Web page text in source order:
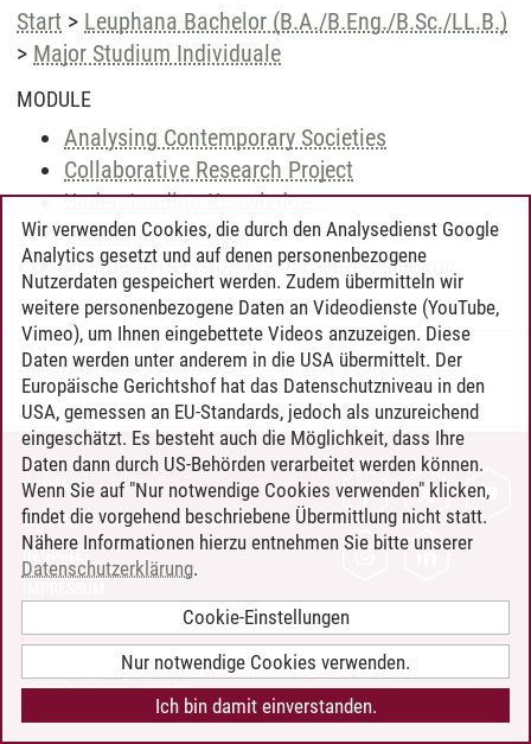
Start > Leuphana Bachelor (B.A./B.Eng./B.Sc./LL.B.)
> Major Studium Individuale
MODULE
Analysing Contemporary Societies
Collaborative Research Project
Understanding Knowledge
Culture and Critique
Planning, Decision-Making and Reflection
Timo Leder/30.06.2024
KONTAKT
LEUPHANA ALS ARBEITGEBER
INTRANET
BARRIEREFREIHEIT
COOKIE-EINSTELLUNGEN
Wir verwenden Cookies, die durch den Analysedienst Google
Analytics gesetzt und auf denen personenbezogene
Nutzerdaten gespeichert werden. Zudem übermitteln wir
weitere personenbezogene Daten an Videodienste (YouTube,
Vimeo), um Ihnen eingebettete Videos anzuzeigen. Diese
Daten werden unter anderem in die USA übermittelt. Der
Europäische Gerichtshof hat das Datenschutzniveau in den
USA, gemessen an EU-Standards, jedoch als unzureichend
eingeschätzt. Es besteht auch die Möglichkeit, dass Ihre
Daten dann durch US-Behörden verarbeitet werden können.
Wenn Sie auf "Nur notwendige Cookies verwenden" klicken,
findet die vorgehend beschriebene Übermittlung nicht statt.
Nähere Informationen hierzu entnehmen Sie bitte unserer
Datenschutzerklärung.
Cookie-Einstellungen
Nur notwendige Cookies verwenden.
Ich bin damit einverstanden.